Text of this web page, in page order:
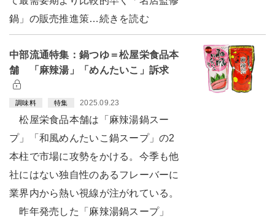
鍋」の販売推進策…続きを読む
中部流通特集：鍋つゆ＝松屋栄食品本
舗 「麻辣湯」「めんたいこ」訴求
調味料 特集 2025.09.23
松屋栄食品本舗は「麻辣湯鍋スー
プ」「和風めんたいこ鍋スープ」の2
本柱で市場に攻勢をかける。今季も他
社にはない独自性のあるフレーバーに
業界内から熱い視線が注がれている。
昨年発売した「麻辣湯鍋スープ」